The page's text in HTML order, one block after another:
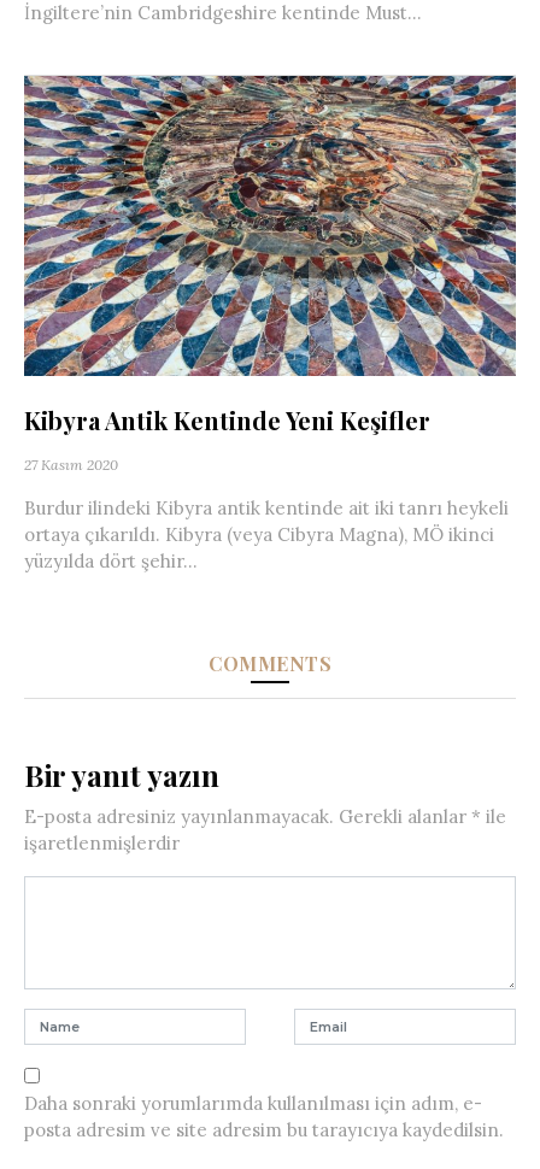
İngiltere’nin Cambridgeshire kentinde Must...
Kibyra Antik Kentinde Yeni Keşifler
27 Kasım 2020
Burdur ilindeki Kibyra antik kentinde ait iki tanrı heykeli
ortaya çıkarıldı. Kibyra (veya Cibyra Magna), MÖ ikinci
yüzyılda dört şehir...
COMMENTS
Bir yanıt yazın
E-posta adresiniz yayınlanmayacak. Gerekli alanlar * ile
işaretlenmişlerdir
Daha sonraki yorumlarımda kullanılması için adım, e-
posta adresim ve site adresim bu tarayıcıya kaydedilsin.